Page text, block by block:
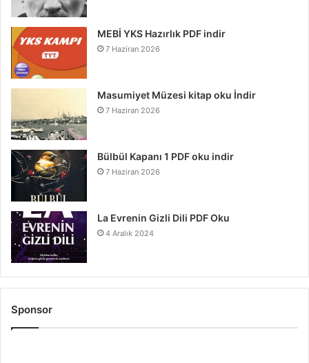
MEBİ YKS Hazırlık PDF indir
7 Haziran 2026
Masumiyet Müzesi kitap oku İndir
7 Haziran 2026
Bülbül Kapanı 1 PDF oku indir
7 Haziran 2026
La Evrenin Gizli Dili PDF Oku
4 Aralık 2024
Sponsor